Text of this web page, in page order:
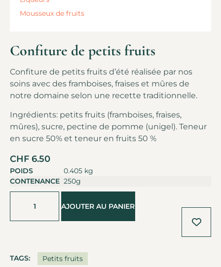
Mousseux de fruits
Confiture de petits fruits
Confiture de petits fruits d’été réalisée par nos
soins avec des framboises, fraises et mûres de
notre domaine selon une recette traditionnelle.
Ingrédients: petits fruits (framboises, fraises,
mûres), sucre, pectine de pomme (unigel). Teneur
en sucre 50% et teneur en fruits 50 %
CHF 6.50
POIDS
0.405 kg
CONTENANCE 250g
AJOUTER AU PANIER
TAGS: Petits fruits